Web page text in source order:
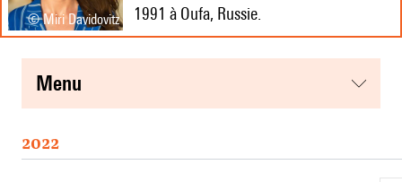
© Miri Davidovitz
1991 à Oufa, Russie.
menu
2022